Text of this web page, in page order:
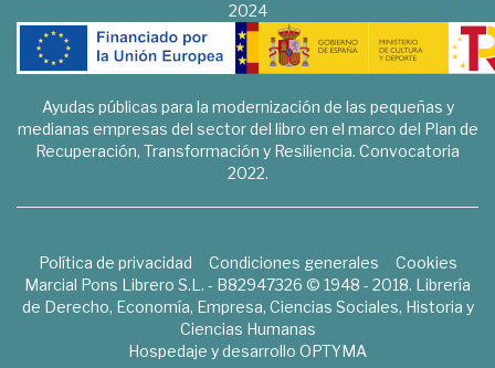
2024
Ayudas públicas para la modernización de las pequeñas y
medianas empresas del sector del libro en el marco del Plan de
Recuperación, Transformación y Resiliencia. Convocatoria
2022.
Política de privacidad Condiciones generales
Cookies
Marcial Pons Librero S.L. - B82947326 © 1948 - 2018. Librería
de Derecho, Economía, Empresa, Ciencias Sociales, Historia y
Ciencias Humanas
Hospedaje y desarrollo OPTYMA